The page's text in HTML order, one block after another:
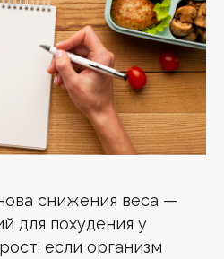
снижения веса —
для похудения у
если организм